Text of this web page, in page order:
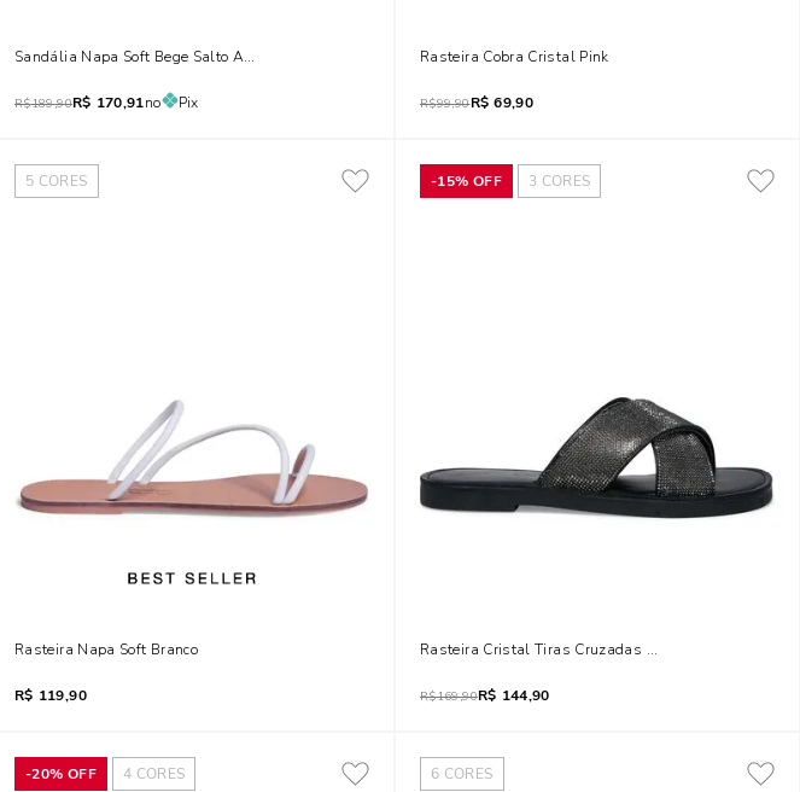
Sandália Napa Soft Bege Salto Alto Fino
R$189,90R$ 170,91no Pix
Rasteira Cobra Cristal Pink
R$99,90R$ 69,90
5 CORES
Rasteira Napa Soft Branco
R$ 119,90
-15% OFF 3 CORES
Rasteira Cristal Tiras Cruzadas Preta
R$169,90R$ 144,90
-20% OFF 4 CORES 6 CORES